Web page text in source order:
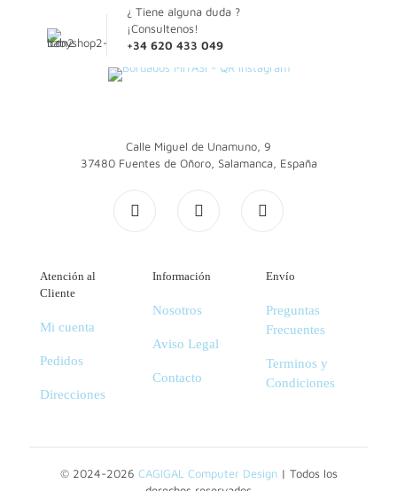
+34 620 433 049
¿ Tiene alguna duda ?
¡Consultenos!
Calle Miguel de Unamuno, 9
37480 Fuentes de Oñoro, Salamanca, España
Atención al
Cliente
Mi cuenta
Pedidos
Direcciones
Información
Nosotros
Aviso Legal
Contacto
Envío
Preguntas
Frecuentes
Terminos y
Condiciones
© 2024-2026 CAGIGAL Computer Design| Todos los